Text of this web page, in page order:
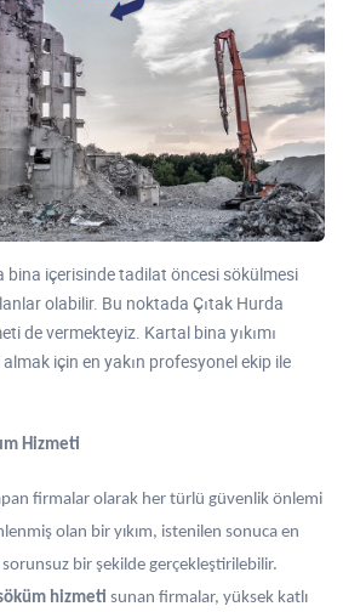
bina içerisinde tadilat öncesi sökülmesi
olabilir. Bu noktada Çıtak Hurda
de vermekteyiz. Kartal bina yıkımı
için en yakın profesyonel ekip ile
Hizmeti
firmalar olarak her türlü güvenlik önlemi
olan bir yıkım, istenilen sonuca en
sorunsuz bir şekilde gerçekleştirilebilir.
söküm hizmeti sunan firmalar, yüksek katlı